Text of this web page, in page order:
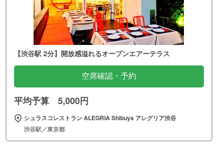
【渋谷駅 2分】開放感溢れるオープンエアーテラス
空席確認・予約
平均予算 5,000円
シュラスコレストラン ALEGRIA Shibuya アレグリア渋谷
渋谷駅／東京都